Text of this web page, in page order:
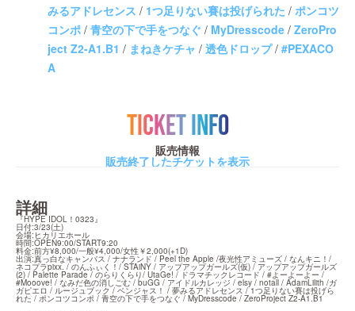
みるアドレセンス / 1つ足りない賽は投げられた / ポンコツ
コンポ / 青空の下で手をつなぐ / MyDresscode / ZeroPro
ject Z2-A1.B1 / まねきケチャ / 透色ドロップ/ #PEXACO
A
TICKET INFO
販売情報
販売終了したチケットを表示
詳細
『HYPE IDOL！0323』
日付:3/23(土)
会場:ヒカリエホール
時間:OPEN9:00/START9:20
料金:前方¥8,000/一般¥4,000/女性￥2,000(+1D)
出演:真っ白なキャンバス / ナナランド / Peel the Apple /夜光性アミューズ / なんキニ！/
ネコプラpixx. / のんふぃく！/ STAiNY / アップアップガールズ(仮) / アップアップガールズ
(2) / Palette Parade / のらりくらり/ UtaGe! / ドラマチックレコード / #よーよーよー /
#Mooove! / なみだ色の消しごむ / buGG / アイドルカレッジ / elsy / notall / AdamLilith /ガ
ガピエロ / ルージュブック / ベンジャス！ / 夢みるアドレセンス / 1つ足りない賽は投げら
れた / ポンコツコンポ / 青空の下で手をつなぐ / MyDresscode / ZeroProject Z2-A1.B1